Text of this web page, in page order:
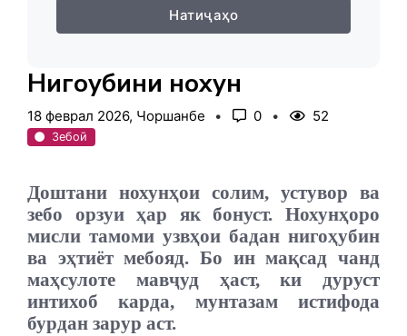
Натиҷаҳо
Нигоҳубини нохун
18 феврал 2026, Чоршанбе 0 52
Зебоӣ
Доштани нохунҳои солим, устувор ва
зебо орзуи ҳар як бонуст. Нохунҳоро
мисли тамоми узвҳои бадан нигоҳубин
ва эҳтиёт мебояд. Бо ин мақсад чанд
маҳсулоте мавҷуд ҳаст, ки дуруст
интихоб карда, мунтазам истифода
бурдан зарур аст.